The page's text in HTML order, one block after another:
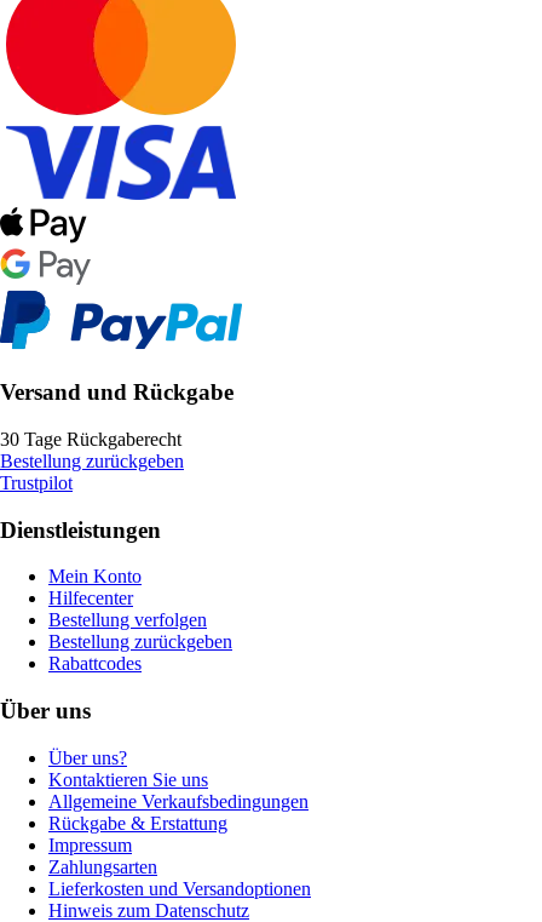
Versand und Rückgabe
30 Tage Rückgaberecht
Bestellung zurückgeben
Trustpilot
Dienstleistungen
Mein Konto
Hilfecenter
Bestellung verfolgen
Bestellung zurückgeben
Rabattcodes
Über uns
Über uns?
Kontaktieren Sie uns
Allgemeine Verkaufsbedingungen
Rückgabe & Erstattung
Impressum
Zahlungsarten
Lieferkosten und Versandoptionen
Hinweis zum Datenschutz